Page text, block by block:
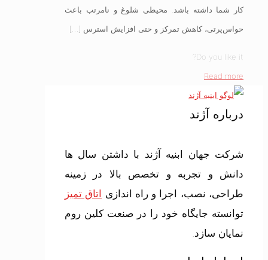
کار شما داشته باشد. محیطی شلوغ و نامرتب باعث
حواس‌پرتی، کاهش تمرکز و حتی افزایش استرس […]
Do you like it?
Read more
درباره آژند
شرکت جهان ابنیه آژند با داشتن سال ها
دانش و تجربه و تخصص بالا در زمینه
طراحی، نصب، اجرا و راه اندازی اتاق تمیز
توانسته جایگاه خود را در صنعت کلین روم
نمایان سازد.